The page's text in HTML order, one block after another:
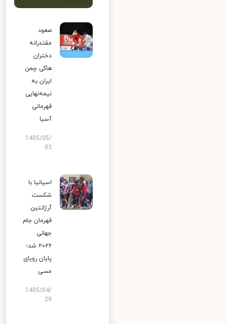
صعود
مقتدرانه
دختران
هاکی چمن
ایران به
نیمه‌نهایی
قهرمانی
آسیا
1405/05/
03
اسپانیا با
شکست
آرژانتین
قهرمان جام
جهانی
۲۰۲۶ شد؛
پایان رویای
مسی
1405/04/
29